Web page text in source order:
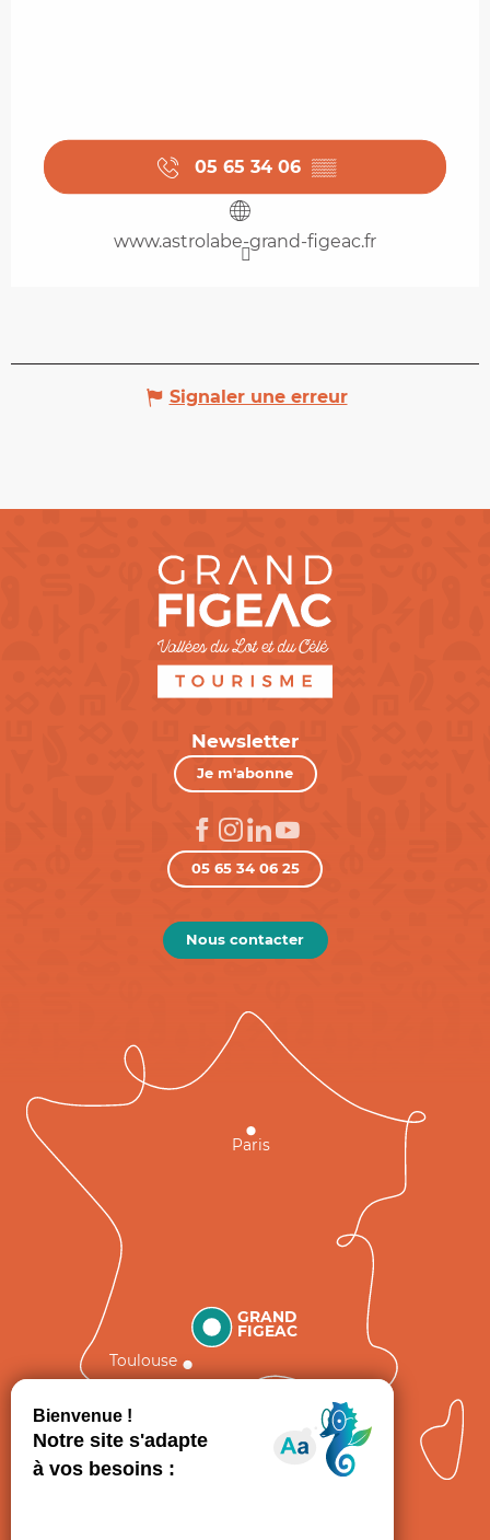
05 65 34 06 ▒▒
www.astrolabe-grand-figeac.fr
Signaler une erreur
Newsletter
Je m'abonne
05 65 34 06 25
Nous contacter
GRAND
FIGEAC
Toulouse
Paris